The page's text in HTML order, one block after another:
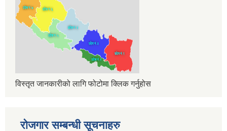
विस्तृत जानकारीको लागि फोटोमा क्लिक गर्नुहोस
रोजगार सम्बन्धी सूचनाहरु